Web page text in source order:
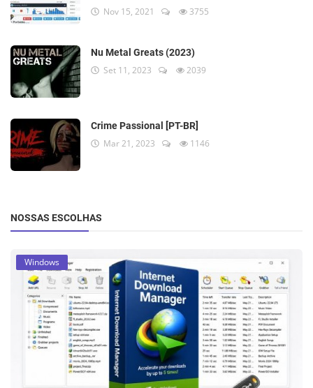
Nov 15, 2021 3755
Nu Metal Greats (2023)
Set 11, 2023 2039
Crime Passional [PT-BR]
Mar 21, 2023 1146
NOSSAS ESCOLHAS
Windows